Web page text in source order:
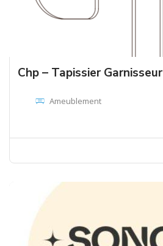
Chp – Tapissier Garnisseur
Ameublement